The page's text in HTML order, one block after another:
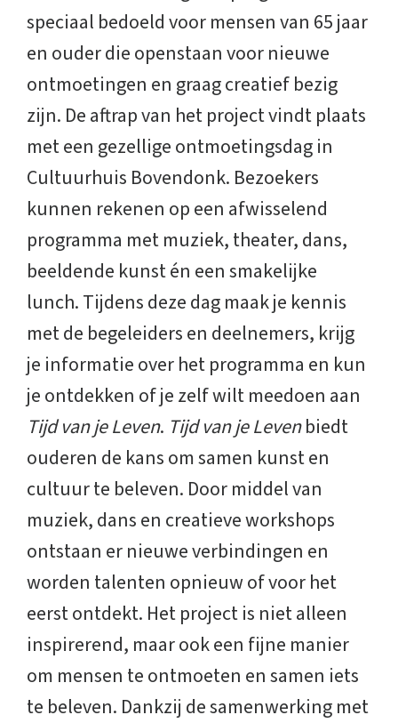
speciaal bedoeld voor mensen van 65 jaar
en ouder die openstaan voor nieuwe
ontmoetingen en graag creatief bezig
zijn. De aftrap van het project vindt plaats
met een gezellige ontmoetingsdag in
Cultuurhuis Bovendonk. Bezoekers
kunnen rekenen op een afwisselend
programma met muziek, theater, dans,
beeldende kunst én een smakelijke
lunch. Tijdens deze dag maak je kennis
met de begeleiders en deelnemers, krijg
je informatie over het programma en kun
je ontdekken of je zelf wilt meedoen aan
Tijd van je Leven. Tijd van je Levenbiedt
ouderen de kans om samen kunst en
cultuur te beleven. Door middel van
muziek, dans en creatieve workshops
ontstaan er nieuwe verbindingen en
worden talenten opnieuw of voor het
eerst ontdekt. Het project is niet alleen
inspirerend, maar ook een fijne manier
om mensen te ontmoeten en samen iets
te beleven. Dankzij de samenwerking met